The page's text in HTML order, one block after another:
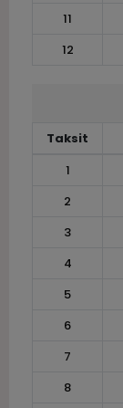
11
12
Taksit
1
2
3
4
5
6
7
8